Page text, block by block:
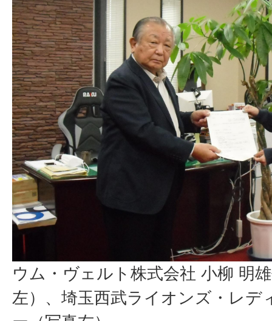
ウム・ヴェルト株式会社 小柳 明
左）、埼玉西武ライオンズ・レデ